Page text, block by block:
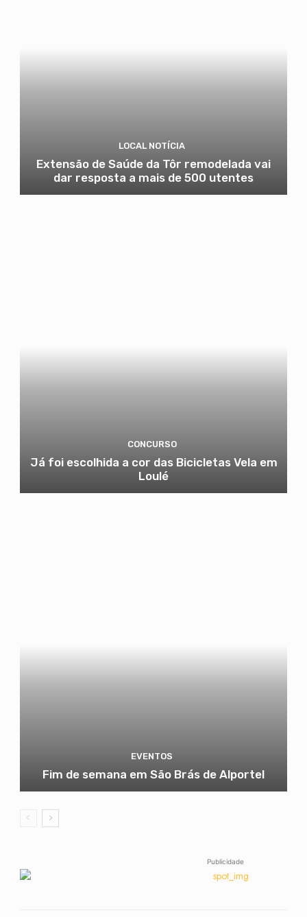
LOCAL NOTÍCIA
Extensão de Saúde da Tôr remodelada vai
dar resposta a mais de 500 utentes
CONCURSO
Já foi escolhida a cor das Bicicletas Vela em
Loulé
EVENTOS
Fim de semana em São Brás de Alportel
Publicidade